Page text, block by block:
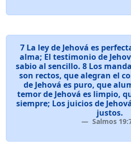
7 La ley de Jehová es
alma; El testimonio de
sabio al sencillo. 8 Los
son rectos, que alegran el
de Jehová es puro, que
temor de Jehová es limpio,
siempre; Los juicios de
justos.
Salmos